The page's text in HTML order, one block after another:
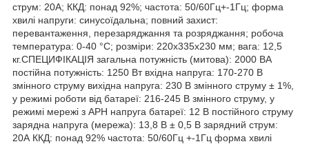
струм: 20А; ККД: понад 92%; частота: 50/60Гц+-1Гц; форма
хвилі напруги: синусоїдальна; повний захист:
перевантаження, перезаряджання та розряджання; робоча
температура: 0-40 °C; розміри: 220х335х230 мм; вага: 12,5
кг.СПЕЦИФІКАЦІЯ загальна потужність (митова): 2000 ВА
постійна потужність: 1250 Вт вхідна напруга: 170-270 В
змінного струму вихідна напруга: 230 В змінного струму ± 1%,
у режимі роботи від батареї: 216-245 В змінного струму, у
режимі мережі з АРН напруга батареї: 12 В постійного струму
зарядна напруга (мережа): 13,8 В ± 0,5 В зарядний струм:
20А ККД: понад 92% частота: 50/60Гц +-1Гц форма хвилі